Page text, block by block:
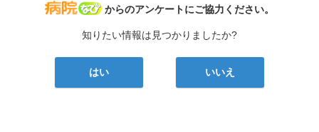
病院なび
からのアンケートにご協力ください。
知りたい情報は見つかりましたか?
はい いいえ